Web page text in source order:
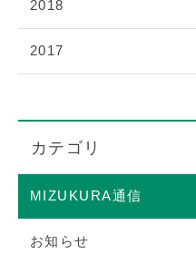
2018
2017
カテゴリ
MIZUKURA通信
お知らせ